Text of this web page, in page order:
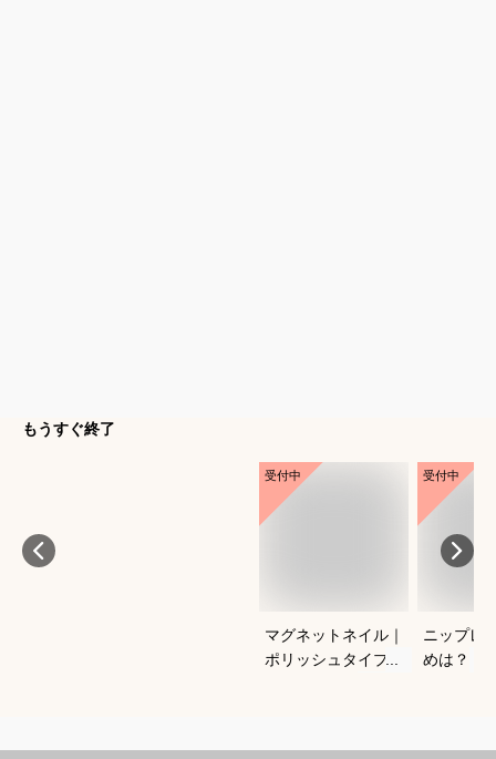
もうすぐ終了
受付中
マグネットネイル｜
ポリッシュタイプで
受付中
ニップレ
めは？